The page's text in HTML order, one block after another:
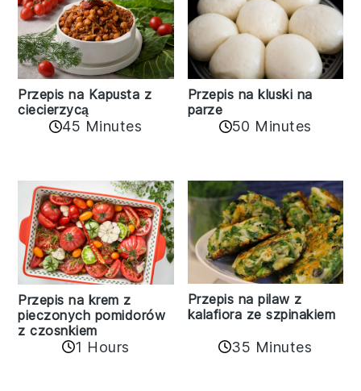
Przepis na Kapusta z
ciecierzycą
45 Minutes
Przepis na kluski na
parze
50 Minutes
Przepis na krem z
pieczonych pomidorów
z czosnkiem
1 Hours
Przepis na pilaw z
kalafiora ze szpinakiem
35 Minutes